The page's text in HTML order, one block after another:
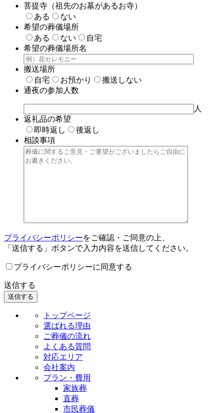
菩提寺（祖先のお墓があるお寺）
ある
ない
希望の葬儀場所
ある
ない
自宅
希望の葬儀場所名
搬送場所
自宅
お預かり
搬送しない
通夜の参加人数
人
返礼品の希望
即時返し
後返し
相談事項
プライバシーポリシーをご確認・ご同意の上、
「送信する」ボタンで入力内容を送信してください。
プライバシーポリシーに同意する
送信する
トップページ
選ばれる理由
ご葬儀の流れ
よくある質問
対応エリア
会社案内
プラン・費用
家族葬
直葬
市民葬儀